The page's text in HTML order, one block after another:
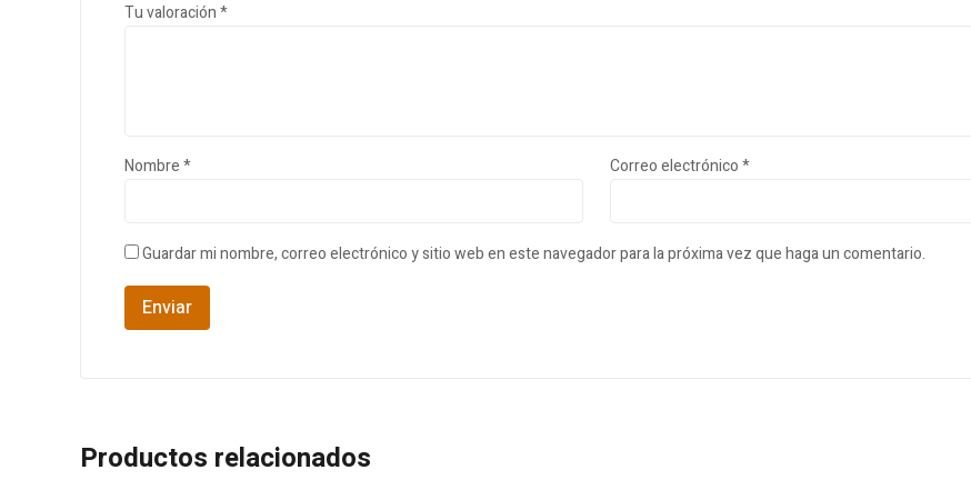
Tu valoración*
Nombre* Correo electrónico*
Guardar mi nombre, correo electrónico y sitio web en este navegador para la próxima vez que haga un comentario.
Productos relacionados